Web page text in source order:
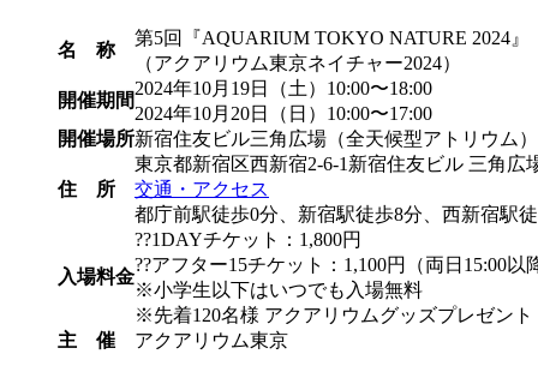
名 称
第5回『AQUARIUM TOKYO NATURE 2024』
（アクアリウム東京ネイチャー2024）
開催期間
2024年10月19日（土）10:00〜18:00
2024年10月20日（日）10:00〜17:00
開催場所新宿住友ビル三角広場（全天候型アトリウム）
住 所
東京都新宿区西新宿2-6-1新宿住友ビル 三角広
交通・アクセス
都庁前駅徒歩0分、新宿駅徒歩8分、西新宿駅
入場料金
??1DAYチケット：1,800円
??アフター15チケット：1,100円（両日15:00以
※小学生以下はいつでも入場無料
※先着120名様 アクアリウムグッズプレゼン
主 催
アクアリウム東京